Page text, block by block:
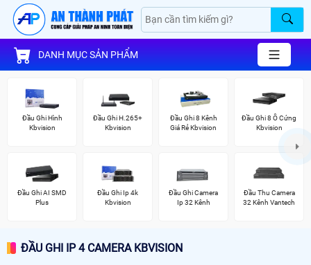
DANH MỤC SẢN PHẨM
Đầu Ghi Hình
Kbvision
Đầu Ghi H.265+
Kbvision
Đầu Ghi 8 Kênh
Giá Rẻ Kbvision
Đầu Ghi 8 Ổ Cứng
Kbvision
Đầu Ghi AI SMD
Plus
Đầu Ghi Ip 4k
Kbvision
Đầu Ghi Camera
Ip 32 Kênh
Đầu Thu Camera
32 Kênh Vantech
ĐẦU GHI IP 4 CAMERA KBVISION